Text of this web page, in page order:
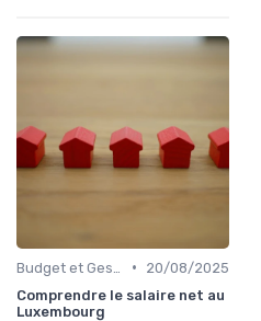
•
20/08/2025
Comprendre le salaire net au
Luxembourg